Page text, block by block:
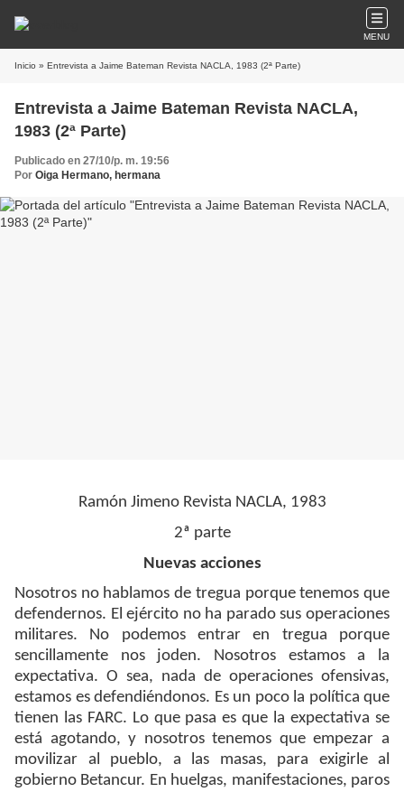
MENU
Inicio » Entrevista a Jaime Bateman Revista NACLA, 1983 (2ª Parte)
Entrevista a Jaime Bateman Revista NACLA,
1983 (2ª Parte)
Publicado en 27/10/p. m. 19:56
Por Oiga Hermano, hermana
Ramón Jimeno Revista NACLA, 1983
2ª parte
Nuevas acciones
Nosotros no hablamos de tregua porque tenemos que
defendernos. El ejército no ha parado sus operaciones
militares. No podemos entrar en tregua porque
sencillamente nos joden. Nosotros estamos a la
expectativa. O sea, nada de operaciones ofensivas,
estamos es defendiéndonos. Es un poco la política que
tienen las FARC. Lo que pasa es que la expectativa se
está agotando, y nosotros tenemos que empezar a
movilizar al pueblo, a las masas, para exigirle al
gobierno Betancur. En huelgas, manifestaciones, paros